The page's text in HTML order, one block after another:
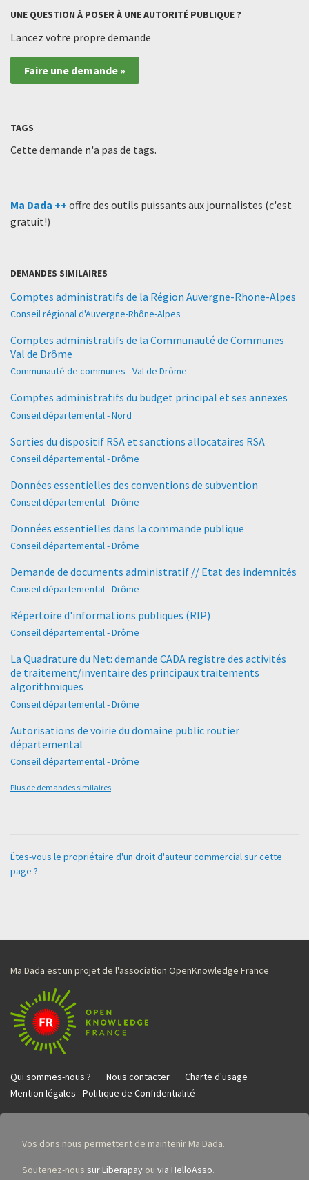
UNE QUESTION À POSER À UNE AUTORITÉ PUBLIQUE ?
Lancez votre propre demande
Faire une demande »
TAGS
Cette demande n'a pas de tags.
Ma Dada ++ offre des outils puissants aux journalistes (c'est
gratuit!)
DEMANDES SIMILAIRES
Comptes administratifs de la Région Auvergne-Rhone-Alpes
Conseil régional d'Auvergne-Rhône-Alpes
Comptes administratifs de la Communauté de Communes
Val de Drôme
Communauté de communes - Val de Drôme
Comptes administratifs du budget principal et ses annexes
Conseil départemental - Nord
Sorties du dispositif RSA et sanctions allocataires RSA
Conseil départemental - Drôme
Données essentielles des conventions de subvention
Conseil départemental - Drôme
Données essentielles dans la commande publique
Conseil départemental - Drôme
Demande de documents administratif // Etat des indemnités
Conseil départemental - Drôme
Répertoire d'informations publiques (RIP)
Conseil départemental - Drôme
La Quadrature du Net: demande CADA registre des activités
de traitement/inventaire des principaux traitements
algorithmiques
Conseil départemental - Drôme
Autorisations de voirie du domaine public routier
départemental
Conseil départemental - Drôme
Plus de demandes similaires
Êtes-vous le propriétaire d'un droit d'auteur commercial sur cette
page ?
Ma Dada est un projet de l'association OpenKnowledge France
Qui sommes-nous ? Nous contacter
Charte d'usage
Mention légales - Politique de Confidentialité
Vos dons nous permettent de maintenir Ma Dada.
Soutenez-nous sur Liberapay ou via HelloAsso.